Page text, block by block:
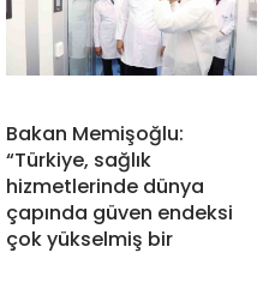
Bakan Memişoğlu:
“Türkiye, sağlık
hizmetlerinde dünya
çapında güven endeksi
çok yükselmiş bir